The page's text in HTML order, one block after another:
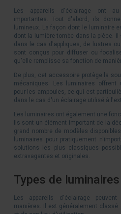
Les appareils d'éclairage ont
importantes. Tout d'abord, ils
lumineux. La façon dont le luminaire
dont la lumière tombe dans la pièce.
dans le cas d'appliques, de lustres
sont conçus pour diffuser ou
qu'elle remplisse sa fonction de
De plus, cet accessoire protège la
mécaniques. Les luminaires offrent
pour les ampoules, ce qui est
dans le cas d'un éclairage utilisé à
Les luminaires ont également une
Ils sont un élément important de la
grand nombre de modèles
luminaires pour pratiquement
solutions les plus classiques
extravagantes et originales.
Types de luminaires
Les appareils d'éclairage
manières. Il est généralement